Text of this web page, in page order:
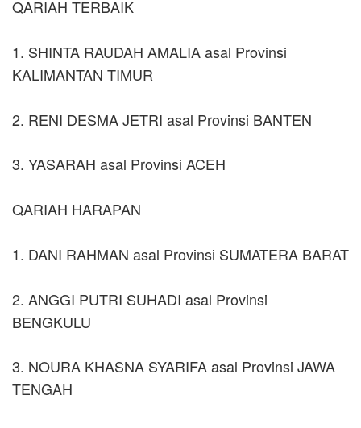
QARIAH TERBAIK
1. SHINTA RAUDAH AMALIA asal Provinsi
KALIMANTAN TIMUR
2. RENI DESMA JETRI asal Provinsi BANTEN
3. YASARAH asal Provinsi ACEH
QARIAH HARAPAN
1. DANI RAHMAN asal Provinsi SUMATERA BARAT
2. ANGGI PUTRI SUHADI asal Provinsi
BENGKULU
3. NOURA KHASNA SYARIFA asal Provinsi JAWA
TENGAH